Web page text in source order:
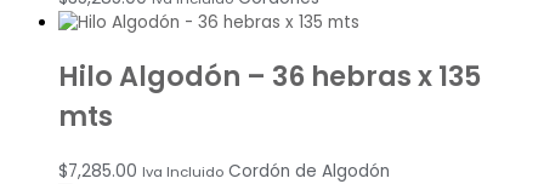
Hilo Algodón – 36 hebras x 135
mts
$7,285.00 Iva Incluido Cordón de Algodón